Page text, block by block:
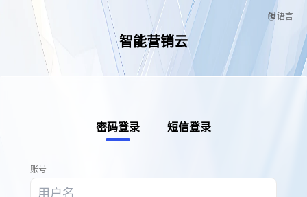
语言
智能营销云
密码登录 短信登录
账号